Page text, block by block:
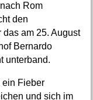
Rom
den
am 25. August
Bernardo
unterband.
ein Fieber
und sich im